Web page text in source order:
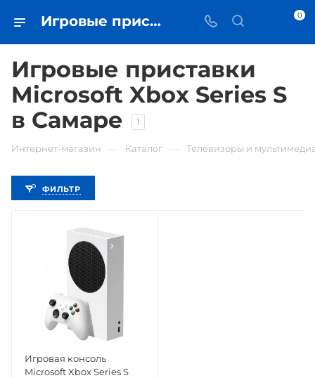
Игровые приставки Microsoft Xbox Series S • купить приставку в Самаре - iЧехол 0
Игровые приставки
Microsoft Xbox Series S
в Самаре
1
Интернет-магазин Каталог Телевизоры и
ФИЛЬТР
Игровая консоль
Microsoft Xbox Series S